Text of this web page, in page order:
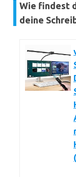
Wie findest
deine